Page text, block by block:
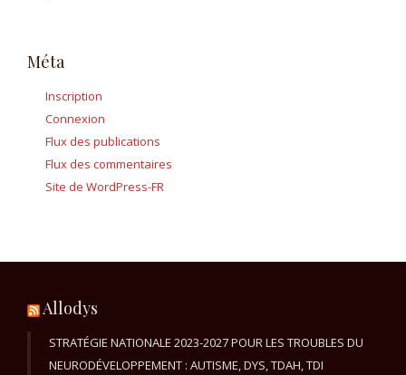
Méta
Inscription
Connexion
Flux des publications
Flux des commentaires
Site de WordPress-FR
Allodys
STRATÉGIE NATIONALE 2023-2027 POUR LES TROUBLES DU
NEURODÉVELOPPEMENT : AUTISME, DYS, TDAH, TDI